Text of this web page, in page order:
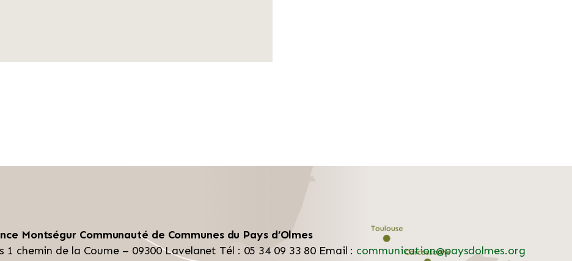
Montségur Communauté de Communes du Pays d’Olmes
1 chemin de la Coume – 09300 Lavelanet Tél : 05 34 09 33 80 Email : communication@paysdolmes.org